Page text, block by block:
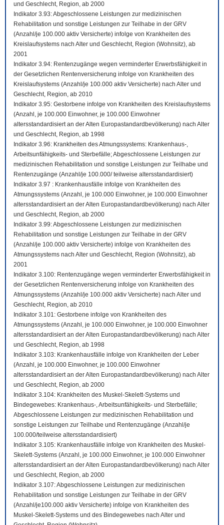
und Geschlecht, Region, ab 2000
Indikator 3.93: Abgeschlossene Leistungen zur medizinischen
Rehabilitation und sonstige Leistungen zur Teilhabe in der GRV
(Anzahl/je 100.000 aktiv Versicherte) infolge von Krankheiten des
Kreislaufsystems nach Alter und Geschlecht, Region (Wohnsitz), ab
2001
Indikator 3.94: Rentenzugänge wegen verminderter Erwerbsfähigkeit in
der Gesetzlichen Rentenversicherung infolge von Krankheiten des
Kreislaufsystems (Anzahl/je 100.000 aktiv Versicherte) nach Alter und
Geschlecht, Region, ab 2010
Indikator 3.95: Gestorbene infolge von Krankheiten des Kreislaufsystems
(Anzahl, je 100.000 Einwohner, je 100.000 Einwohner
altersstandardisiert an der Alten Europastandardbevölkerung) nach Alter
und Geschlecht, Region, ab 1998
Indikator 3.96: Krankheiten des Atmungssystems: Krankenhaus-,
Arbeitsunfähigkeits- und Sterbefälle; Abgeschlossene Leistungen zur
medizinischen Rehabilitation und sonstige Leistungen zur Teilhabe und
Rentenzugänge (Anzahl/je 100.000/ teilweise altersstandardisiert)
Indikator 3.97 : Krankenhausfälle infolge von Krankheiten des
Atmungssystems (Anzahl, je 100.000 Einwohner, je 100.000 Einwohner
altersstandardisiert an der Alten Europastandardbevölkerung) nach Alter
und Geschlecht, Region, ab 2000
Indikator 3.99: Abgeschlossene Leistungen zur medizinischen
Rehabilitation und sonstige Leistungen zur Teilhabe in der GRV
(Anzahl/je 100.000 aktiv Versicherte) infolge von Krankheiten des
Atmungssystems nach Alter und Geschlecht, Region (Wohnsitz), ab
2001
Indikator 3.100: Rentenzugänge wegen verminderter Erwerbsfähigkeit in
der Gesetzlichen Rentenversicherung infolge von Krankheiten des
Atmungssystems (Anzahl/je 100.000 aktiv Versicherte) nach Alter und
Geschlecht, Region, ab 2010
Indikator 3.101: Gestorbene infolge von Krankheiten des
Atmungssystems (Anzahl, je 100.000 Einwohner, je 100.000 Einwohner
altersstandardisiert an der Alten Europastandardbevölkerung) nach Alter
und Geschlecht, Region, ab 1998
Indikator 3.103: Krankenhausfälle infolge von Krankheiten der Leber
(Anzahl, je 100.000 Einwohner, je 100.000 Einwohner
altersstandardisiert an der Alten Europastandardbevölkerung) nach Alter
und Geschlecht, Region, ab 2000
Indikator 3.104: Krankheiten des Muskel-Skelett-Systems und
Bindegewebes: Krankenhaus-, Arbeitsunfähigkeits- und Sterbefälle;
Abgeschlossene Leistungen zur medizinischen Rehabilitation und
sonstige Leistungen zur Teilhabe und Rentenzugänge (Anzahl/je
100.000/teilweise altersstandardisiert)
Indikator 3.105: Krankenhausfälle infolge von Krankheiten des Muskel-
Skelett-Systems (Anzahl, je 100.000 Einwohner, je 100.000 Einwohner
altersstandardisiert an der Alten Europastandardbevölkerung) nach Alter
und Geschlecht, Region, ab 2000
Indikator 3.107: Abgeschlossene Leistungen zur medizinischen
Rehabilitation und sonstige Leistungen zur Teilhabe in der GRV
(Anzahl/je100.000 aktiv Versicherte) infolge von Krankheiten des
Muskel-Skelett-Systems und des Bindegewebes nach Alter und